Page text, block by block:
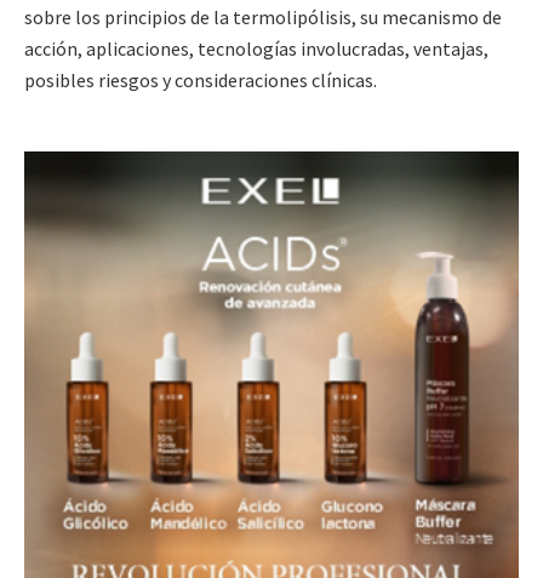
sobre los principios de la termolipólisis, su mecanismo de
acción, aplicaciones, tecnologías involucradas, ventajas,
posibles riesgos y consideraciones clínicas.